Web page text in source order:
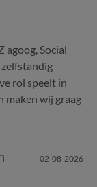
agoog, Social
rol speelt in
maken wij graag
02-08-2026